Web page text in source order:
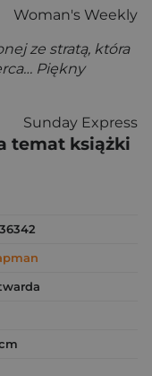
Woman's Weekly
ze stratą, która
Piękny
Sunday Express
temat książki